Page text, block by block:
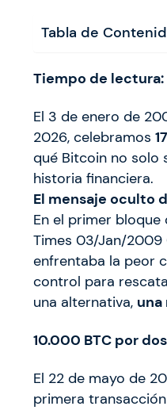
Tabla de
Tiempo de lectura:
El 3 de enero de
2026, celebramos
qué Bitcoin no solo
historia financiera.
El mensaje oculto
En el primer
Times 03/Jan/2009
enfrentaba la peor
control para
una alternativa, una
10.000 BTC por
El 22 de mayo de
primera